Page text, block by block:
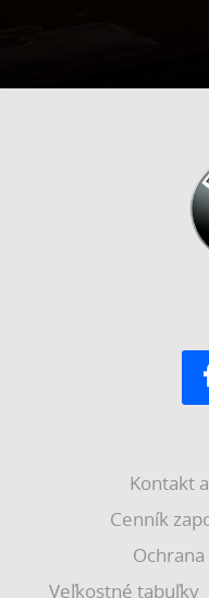
Kontakt
Cenník
Veľkostné tabuľky